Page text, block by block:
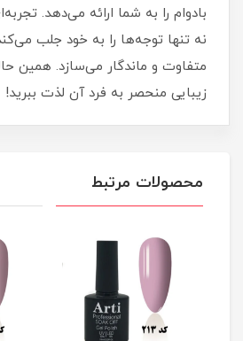
بادوام را به شما ارائه می‌دهد.
نه تنها توجه‌ها را به خود جلب
متفاوت و ماندگار می‌سازد. همین
زیبایی منحصر به فرد آن لذت ببرید!
محصولات مرتبط